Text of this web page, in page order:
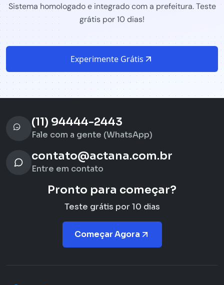
Sistema homologado e integrado com a prefeitura. Teste
grátis por 10 dias!
Experimente Grátis
(11) 94444-2443
Fale com a gente (WhatsApp)
contato@actana.com.br
Entre em contato
Pronto para começar?
Teste grátis por 10 dias
Começar Agora